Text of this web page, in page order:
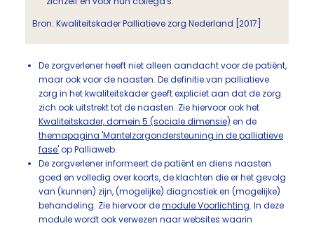
Bron: Kwaliteitskader Palliatieve zorg Nederland [2017]
De zorgverlener heeft niet alleen aandacht voor de patiënt,
maar ook voor de naasten. De definitie van palliatieve
zorg in het kwaliteitskader geeft expliciet aan dat de zorg
zich ook uitstrekt tot de naasten. Zie hiervoor ook het
Kwaliteitskader, domein 5 (sociale dimensie) en de
themapagina 'Mantelzorgondersteuning in de palliatieve
fase'op Palliaweb.
De zorgverlener informeert de patiënt en diens naasten
goed en volledig over koorts, de klachten die er het gevolg
van (kunnen) zijn, (mogelijke) diagnostiek en (mogelijke)
behandeling. Zie hiervoor demodule Voorlichting. In deze
module wordt ook verwezen naar websites waarin